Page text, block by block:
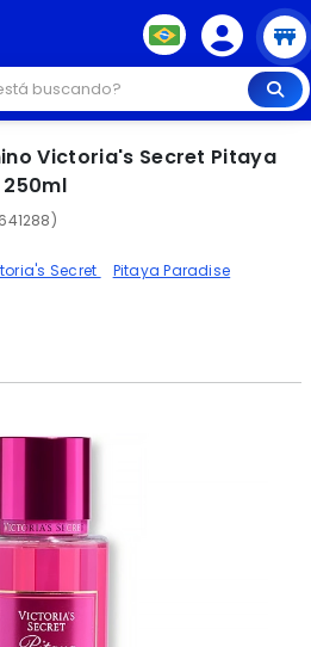
Victoria's Secret Pitaya
250ml
Secret Pitaya Paradise